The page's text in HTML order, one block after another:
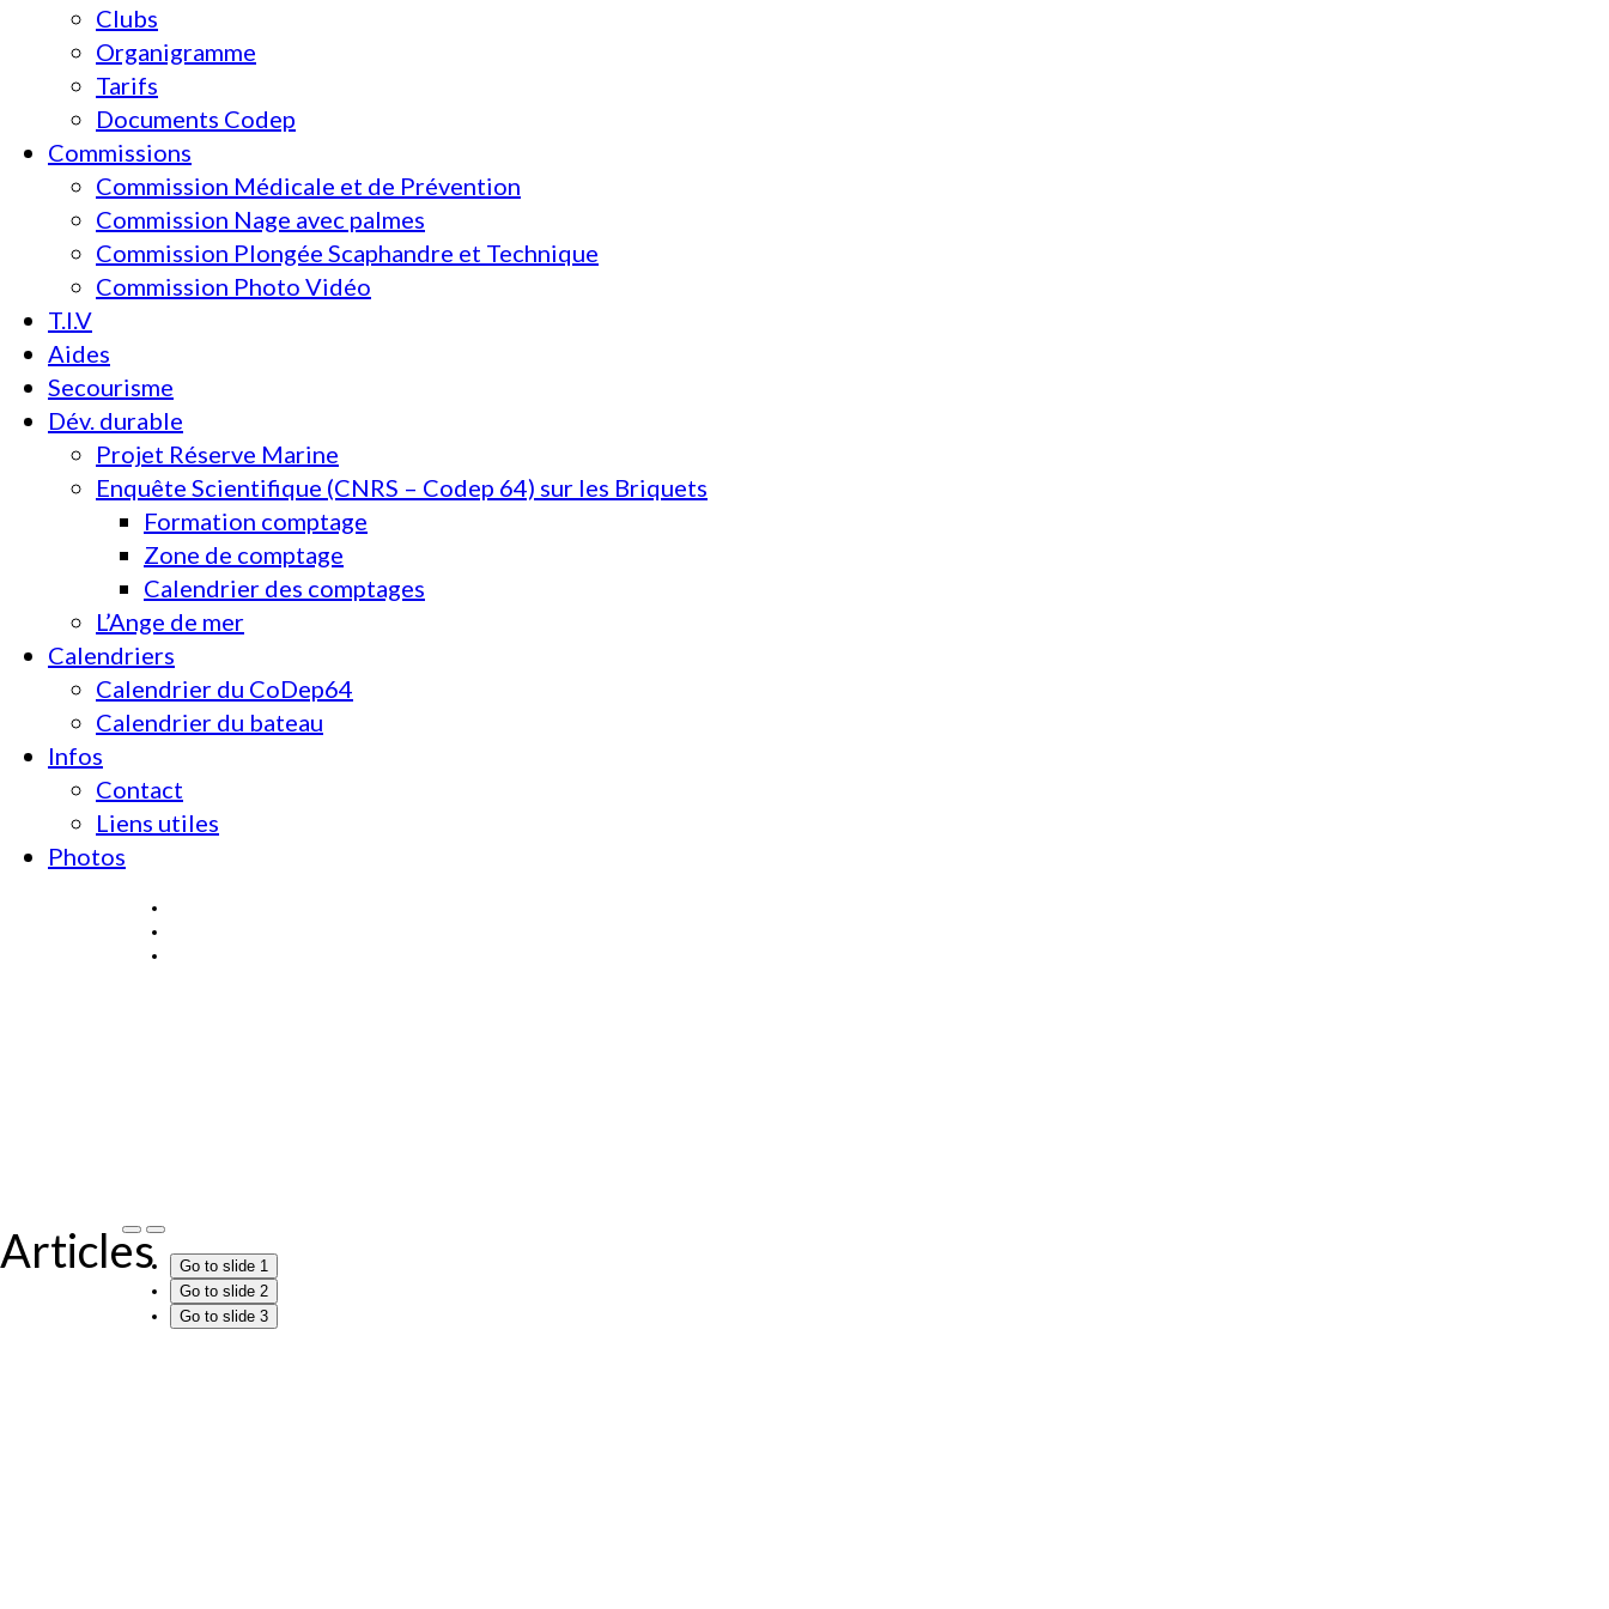
Clubs
Organigramme
Tarifs
Documents Codep
Commissions
Commission Médicale et de Prévention
Commission Nage avec palmes
Commission Plongée Scaphandre et Technique
Commission Photo Vidéo
T.I.V
Aides
Secourisme
Dév. durable
Projet Réserve Marine
Enquête Scientifique (CNRS – Codep 64) sur les Briquets
Formation comptage
Zone de comptage
Calendrier des comptages
L’Ange de mer
Calendriers
Calendrier du CoDep64
Calendrier du bateau
Infos
Contact
Liens utiles
Photos
Go to slide 1
Go to slide 2
Go to slide 3
Articles